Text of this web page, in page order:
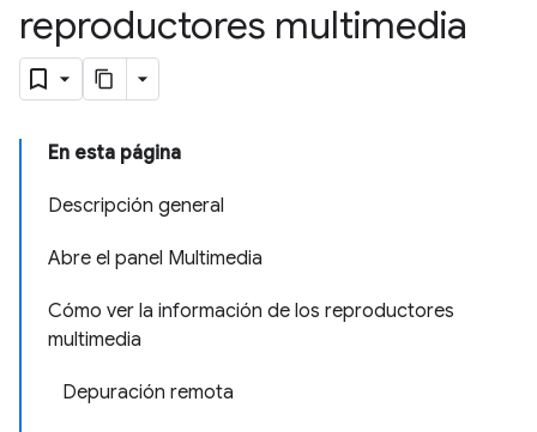
reproductores multimedia
En esta página
Descripción general
Abre el panel Multimedia
Cómo ver la información de los reproductores
multimedia
Depuración remota